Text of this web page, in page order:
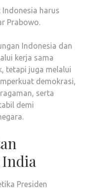
Indonesia harus
Prabowo.
Indonesia dan
kerja sama
tetapi juga melalui
demokrasi,
serta
demi
India
Presiden